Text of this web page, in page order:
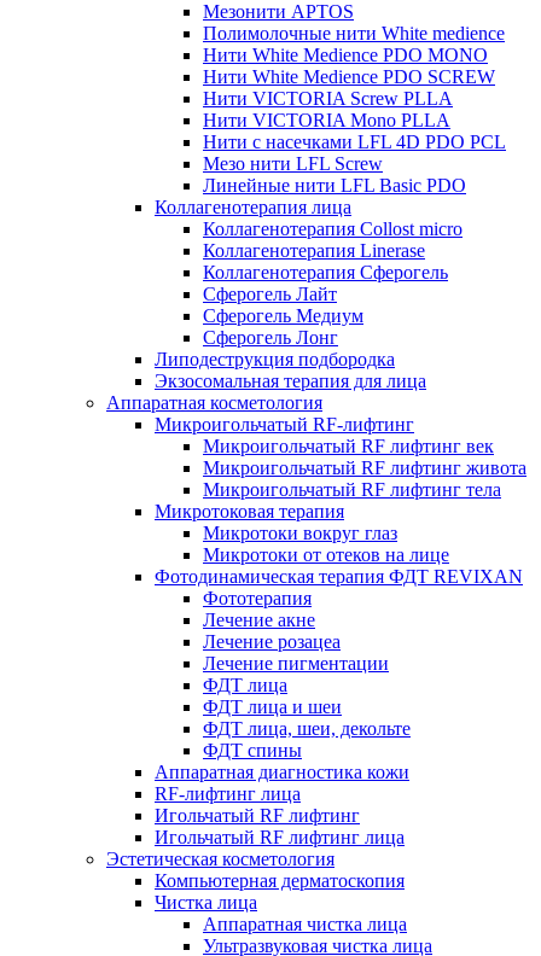
Мезонити APTOS
Полимолочные нити White medience
Нити White Medience PDO MONO
Нити White Medience PDO SCREW
Нити VICTORIA Screw PLLA
Нити VICTORIA Mono PLLA
Нити с насечками LFL 4D PDO PCL
Мезо нити LFL Screw
Линейные нити LFL Basic PDO
Коллагенотерапия лица
Коллагенотерапия Collost micro
Коллагенотерапия Linerase
Коллагенотерапия Сферогель
Сферогель Лайт
Сферогель Медиум
Сферогель Лонг
Липодеструкция подбородка
Экзосомальная терапия для лица
Аппаратная косметология
Микроигольчатый RF-лифтинг
Микроигольчатый RF лифтинг век
Микроигольчатый RF лифтинг живота
Микроигольчатый RF лифтинг тела
Микротоковая терапия
Микротоки вокруг глаз
Микротоки от отеков на лице
Фотодинамическая терапия ФДТ REVIXAN
Фототерапия
Лечение акне
Лечение розацеа
Лечение пигментации
ФДТ лица
ФДТ лица и шеи
ФДТ лица, шеи, декольте
ФДТ спины
Аппаратная диагностика кожи
RF-лифтинг лица
Игольчатый RF лифтинг
Игольчатый RF лифтинг лица
Эстетическая косметология
Компьютерная дерматоскопия
Чистка лица
Аппаратная чистка лица
Ультразвуковая чистка лица